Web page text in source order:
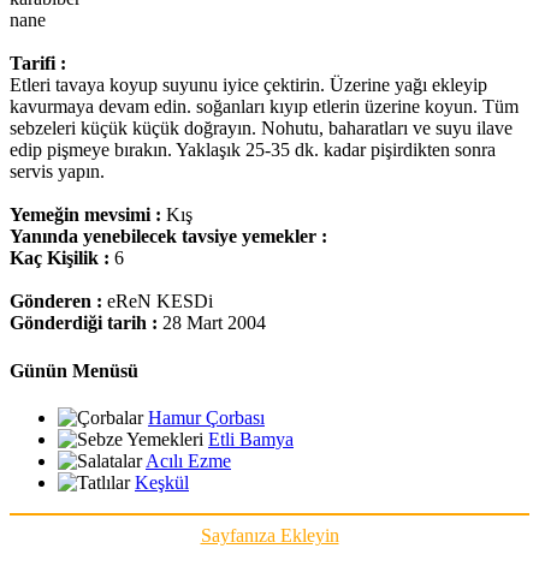
nane
Tarifi :
Etleri tavaya koyup suyunu iyice çektirin. Üzerine yağı ekleyip
kavurmaya devam edin. soğanları kıyıp etlerin üzerine koyun. Tüm
sebzeleri küçük küçük doğrayın. Nohutu, baharatları ve suyu ilave
edip pişmeye bırakın. Yaklaşık 25-35 dk. kadar pişirdikten sonra
servis yapın.
Yemeğin mevsimi : Kış
Yanında yenebilecek tavsiye yemekler :
Kaç Kişilik : 6
Gönderen : eReN KESDi
Gönderdiği tarih : 28 Mart 2004
Günün Menüsü
Hamur Çorbası
Etli Bamya
Acılı Ezme
Keşkül
Sayfanıza Ekleyin